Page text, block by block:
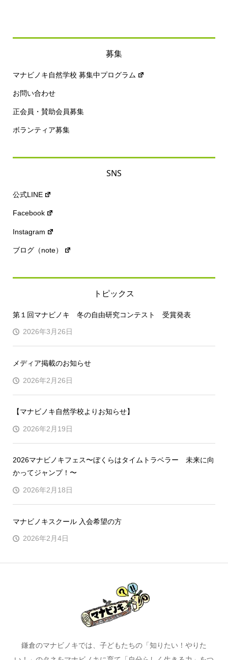
募集
マナビノキ自然学校 募集中プログラム
お問い合わせ
正会員・賛助会員募集
ボランティア募集
SNS
公式LINE
Facebook
Instagram
ブログ（note）
トピックス
第１回マナビノキ 冬の自由研究コンテスト 受賞発表
2026年3月26日
メディア掲載のお知らせ
2026年2月26日
【マナビノキ自然学校よりお知らせ】
2026年2月19日
2026マナビノキフェス〜ぼくらはタイムトラベラー 未来に向
かってジャンプ！〜
2026年2月18日
マナビノキスクール 入会希望の方
2026年2月4日
鎌倉のマナビノキでは、子どもたちの「知りたい！やりた